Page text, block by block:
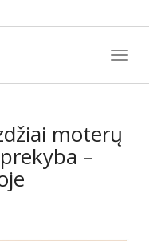
moterų
–